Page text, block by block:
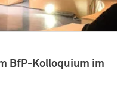
BfP-Kolloquium im